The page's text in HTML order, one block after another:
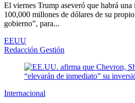
El viernes Trump aseveró que habrá
100,000 millones de dólares de su
gobierno”, para...
EEUU
Redacción Gestión
Internacional